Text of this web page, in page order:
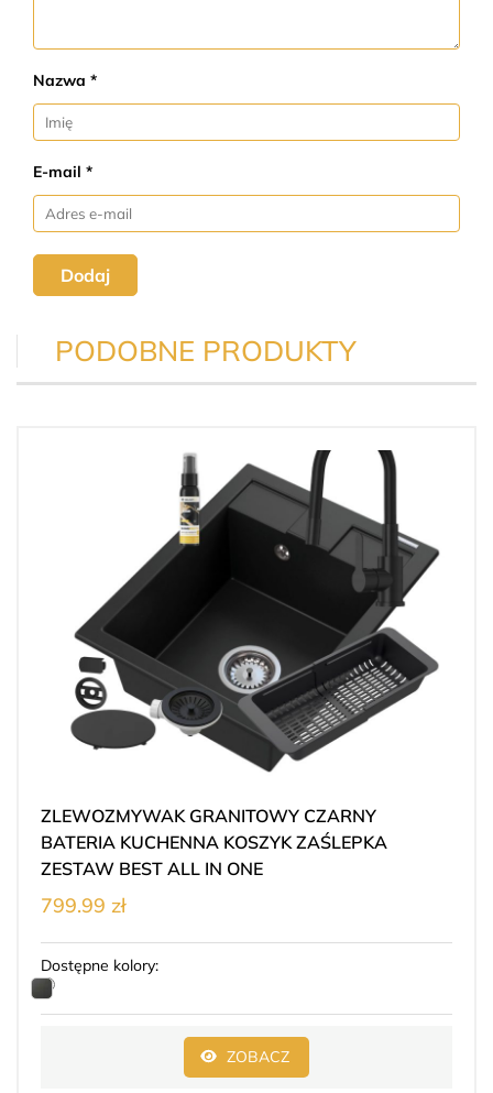
Nazwa *
E-mail *
Dodaj
PODOBNE PRODUKTY
ZLEWOZMYWAK GRANITOWY CZARNY
BATERIA KUCHENNA KOSZYK ZAŚLEPKA
ZESTAW BEST ALL IN ONE
799.99 zł
Dostępne kolory:
ZOBACZ